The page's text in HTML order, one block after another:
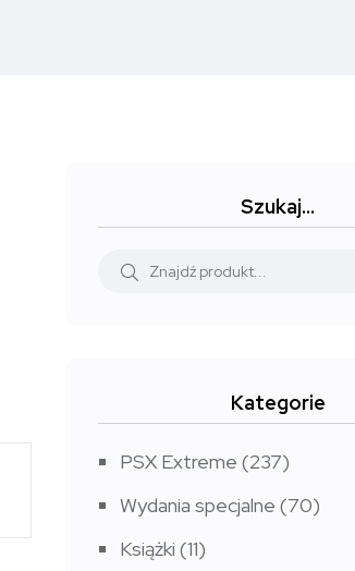
Szukaj…
Kategorie
PSX Extreme (237)
Wydania specjalne (70)
Książki (11)